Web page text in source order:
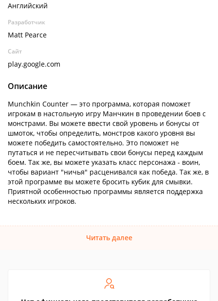
Английский
Разработчик
Matt Pearce
Сайт
play.google.com
Описание
Munchkin Counter — это программа, которая поможет
игрокам в настольную игру Манчкин в проведении боев с
монстрами. Вы можете ввести свой уровень и бонусы от
шмоток, чтобы определить, монстров какого уровня вы
можете победить самостоятельно. Это поможет не
путаться и не пересчитывать свои бонусы перед каждым
боем. Так же, вы можете указать класс персонажа - воин,
чтобы вариант "ничья" расценивался как победа. Так же, в
этой программе вы можете бросить кубик для смывки.
Приятной особенностью программы является поддержка
нескольких игроков.
Читать далее